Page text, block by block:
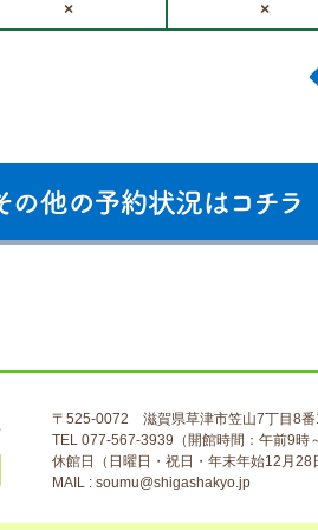
× ×
〒525-0072 滋賀県草津市笠山7丁目8番
TEL 077-567-3939（開館時間：午前9時
休館日（日曜日・祝日・年末年始12月28
MAIL : soumu@shigashakyo.jp